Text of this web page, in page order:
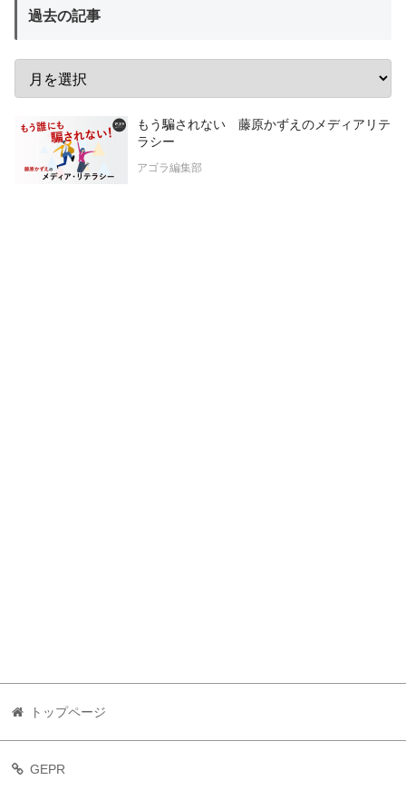
過去の記事
もう騙されない 藤原かずえのメディアリテ
ラシー
アゴラ編集部
トップページ
GEPR